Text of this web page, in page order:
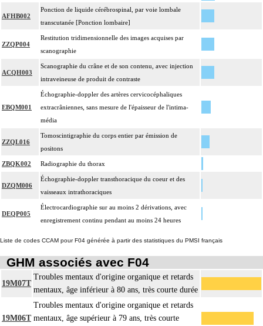
AFHB002
Ponction de liquide cérébrospinal, par voie lombale
transcutanée [Ponction lombaire]
ZZQP004
Restitution tridimensionnelle des images acquises par
scanographie
ACQH003
Scanographie du crâne et de son contenu, avec injection
intraveineuse de produit de contraste
EBQM001
Échographie-doppler des artères cervicocéphaliques
extracrâniennes, sans mesure de l'épaisseur de l'intima-
média
ZZQL016
Tomoscintigraphie du corps entier par émission de
positons
ZBQK002 Radiographie du thorax
DZQM006
Échographie-doppler transthoracique du coeur et des
vaisseaux intrathoraciques
DEQP005
Électrocardiographie sur au moins 2 dérivations, avec
enregistrement continu pendant au moins 24 heures
Liste de codes CCAM pour F04 générée à partir des statistiques du PMSI français
GHM associés avec F04
19M07T
Troubles mentaux d'origine organique et retards
mentaux, âge inférieur à 80 ans, très courte durée
19M06T
Troubles mentaux d'origine organique et retards
mentaux, âge supérieur à 79 ans, très courte